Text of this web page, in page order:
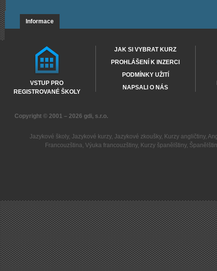
Informace
VSTUP PRO
REGISTROVANÉ ŠKOLY
JAK SI VYBRAT KURZ
PROHLÁŠENÍ K INZERCI
PODMÍNKY UŽITÍ
NAPSALI O NÁS
Copyright © 2001 – 2026 gdi, s.r.o.
Jazykové školy, Jazykové kurzy, Jazykové zkoušky, Kurzy angličtiny,
Francouzština,Výuka francouzštiny, Kurzy španělštiny,